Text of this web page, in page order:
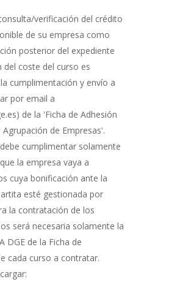
verificación del crédito
de su empresa como
posterior del expediente
del coste del curso es
cumplimentación y envío a
por email a
de la 'Ficha de Adhesión
de Empresas'.
cumplimentar solamente
la empresa vaya a
cuya bonificación ante la
esté gestionada por
la contratación de los
será necesaria solamente la
DGE de la Ficha de
cada curso a contratar.